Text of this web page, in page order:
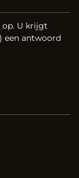
op. U krijgt
een antwoord